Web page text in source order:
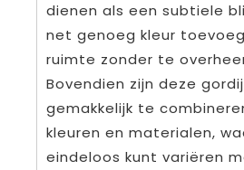
dienen als een subtiele
net genoeg kleur
ruimte zonder te
Bovendien zijn deze
gemakkelijk te
kleuren en materialen,
eindeloos kunt variëren